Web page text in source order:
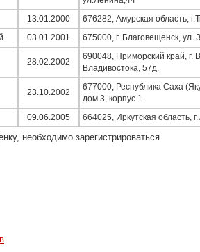
13.01.2000 676282, Амурская область,
03.01.2001 675000, г. Благовещенск, ул.
28.02.2002
690048, Приморский край, г.
Владивостока, 57д.
23.10.2002
677000, Республика Саха
дом 3, корпус 1
09.06.2005 664025, Иркутская область,
необходимо зарегистрироваться